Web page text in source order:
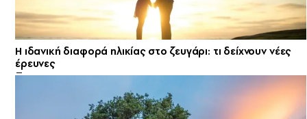
Η ιδανική διαφορά ηλικίας στο ζευγάρι: τι δείχνουν νέες
έρευνες